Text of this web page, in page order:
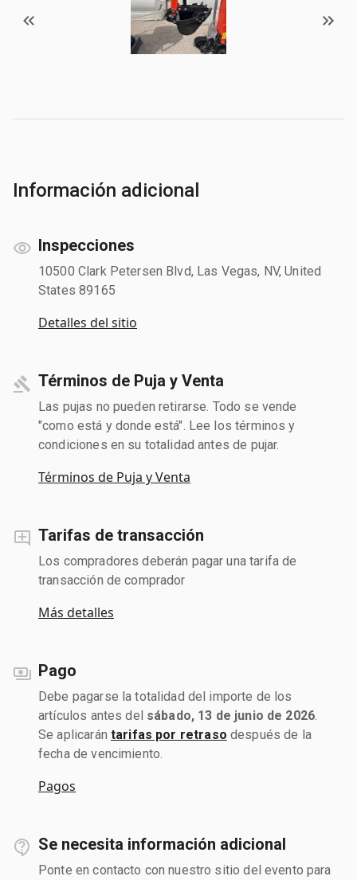
Información adicional
Inspecciones
10500 Clark Petersen Blvd, Las Vegas, NV, United
States 89165
Detalles del sitio
Términos de Puja y Venta
Las pujas no pueden retirarse. Todo se vende
"como está y donde está". Lee los términos y
condiciones en su totalidad antes de pujar.
Términos de Puja y Venta
Tarifas de transacción
Los compradores deberán pagar una tarifa de
transacción de comprador
Más detalles
Pago
Debe pagarse la totalidad del importe de los
artículos antes del sábado, 13 de junio de 2026
Se aplicarán tarifas por retraso después de la
fecha de vencimiento.
Pagos
Se necesita información adicional
Ponte en contacto con nuestro sitio del evento para